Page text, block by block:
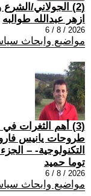
(2) الجولاني/الشرع وحزب الله: ما الذي تغيّر..؟!
ازهر عبدالله طوالبه
2026 / 8 / 6
مواضيع وابحاث
(3) أهم الثغرات
طروحات يانيس
التكنولوجية- –
توما حميد
2026 / 8 / 6
مواضيع وابحاث